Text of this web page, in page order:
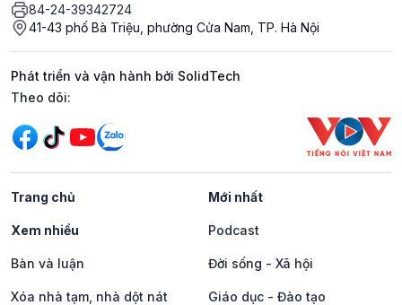
84-24-39342724
41-43 phố Bà Triệu, phường Cửa Nam, TP. Hà Nội
Phát triển và vận hành bởi SolidTech
Mạng xã hội
Theo dõi:
Trang chủ Mới nhất
Xem nhiều Podcast
Bàn và luận Đời sống - Xã hội
Xóa nhà tạm, nhà dột nát Giáo dục - Đào tạo